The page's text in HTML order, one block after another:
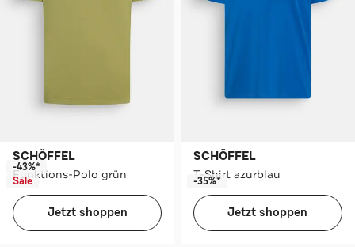
SCHÖFFEL
Funktions-Polo grün
-43%*
Sale
Jetzt shoppen
SCHÖFFEL
T-Shirt azurblau
-35%*
Jetzt shoppen